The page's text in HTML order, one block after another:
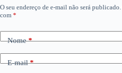
O seu endereço de e-mail não será publicado.
com *
Nome*
E-mail*